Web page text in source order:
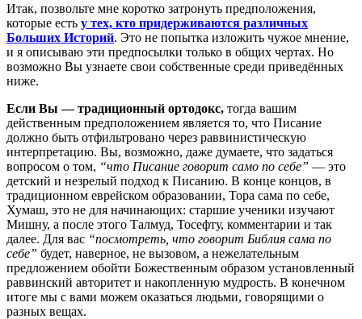
Итак, позвольте мне коротко затронуть предположения,
которые есть у тех, кто придерживаются различных
Больших Историй. Это не попытка изложить чужое мнение,
и я описываю эти предпосылки только в общих чертах. Но
возможно Вы узнаете свои собственные среди приведённых
ниже.
Если Вы — традиционный ортодокс, тогда вашим
действенным предположением является то, что Писание
должно быть отфильтровано через раввинистическую
интерпретацию. Вы, возможно, даже думаете, что задаться
вопросом о том, “что Писание говорит само по себе” — это
детский и незрелый подход к Писанию. В конце концов, в
традиционном еврейском образовании, Тора сама по себе,
Хумаш, это не для начинающих: старшие ученики изучают
Мишну, а после этого Талмуд, Тосефту, комментарии и так
далее. Для вас “посмотреть, что говорит Библия сама по
себе” будет, наверное, не вызовом, а нежелательным
предложением обойти Божественным образом установленный
раввинский авторитет и накопленную мудрость. В конечном
итоге мы с вами можем оказаться людьми, говорящими о
разных вещах.